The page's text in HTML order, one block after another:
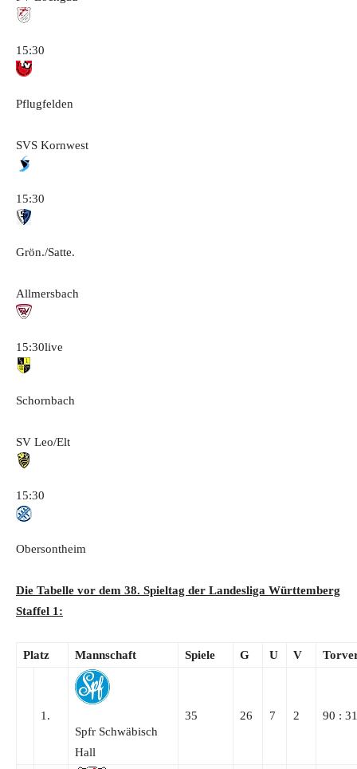
15:30
Pflugfelden
SVS Kornwest
15:30
Grön./Satte.
Allmersbach
15:30live
Schornbach
SV Leo/Elt
15:30
Obersontheim
Die Tabelle vor dem 38. Spieltag der Landesliga Württemberg
Staffel 1:
Platz Mannschaft Spiele G U V
1.
Spfr Schwäbisch
Hall
35 26 7 2 90 : 31